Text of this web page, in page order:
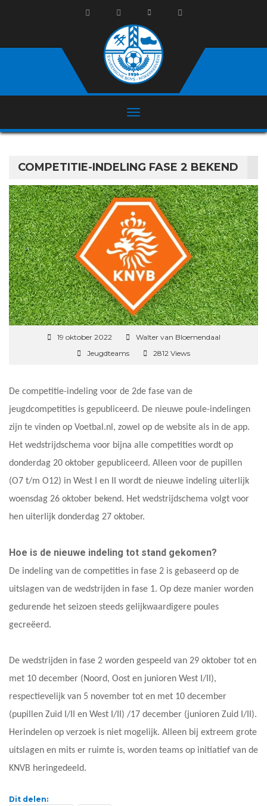
COMPETITIE-INDELING FASE 2 BEKEND
19 oktober 2022
Walter van Bloemendaal
Jeugdteams
2812 Views
De competitie-indeling voor de 2de fase van de
jeugdcompetities is gepubliceerd. De nieuwe poule-indelingen
zijn te vinden op Voetbal.nl, zowel op de website als in de app.
Het wedstrijdschema voor bijna alle competities wordt op
donderdag 20 oktober gepubliceerd. Alleen voor de pupillen
(O7 t/m O12) in West I en II wordt de nieuwe indeling uiterlijk
woensdag 26 oktober bekend. Het wedstrijdschema volgt voor
hen uiterlijk donderdag 27 oktober.
Hoe is de nieuwe indeling tot stand gekomen?
De indeling van de competities in fase 2 is gebaseerd op de
uitslagen van de wedstrijden in fase 1. Op deze manier worden
gedurende het seizoen steeds gelijkwaardigere poules
gecreëerd.
De wedstrijden in fase 2 worden gespeeld van 29 oktober tot en
met 10 december (Noord, Oost en junioren West I/II),
respectievelijk van 5 november tot en met 10 december
(pupillen Zuid I/II en West I/II) /17 december (junioren Zuid I/II).
Herindelen op verzoek is niet mogelijk. Alleen bij extreem grote
uitslagen en mits er ruimte is, worden teams op initiatief van de
KNVB heringedeeld.
Dit delen: